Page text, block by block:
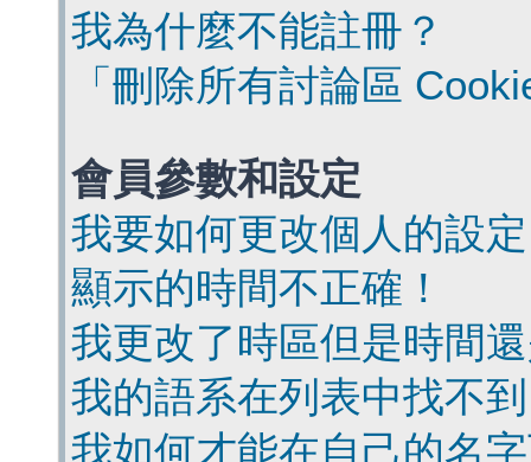
我為什麼不能註冊？
「刪除所有討論區
會員參數和設定
我要如何更改個人的設
顯示的時間不正確！
我更改了時區但是時間
我的語系在列表中找不
我如何才能在自己的名